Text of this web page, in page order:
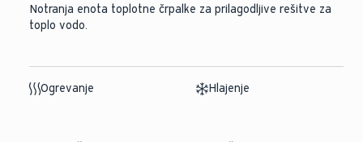
Notranja enota toplotne črpalke za prilagodljive rešitve za
toplo vodo.
Ogrevanje Hlajenje